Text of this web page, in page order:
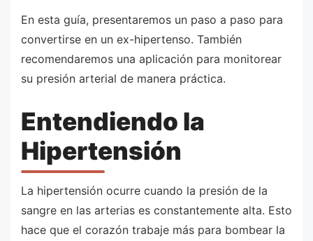
En esta guía, presentaremos un paso a paso para
convertirse en un ex-hipertenso. También
recomendaremos una aplicación para monitorear
su presión arterial de manera práctica.
Entendiendo la
Hipertensión
La hipertensión ocurre cuando la presión de la
sangre en las arterias es constantemente alta. Esto
hace que el corazón trabaje más para bombear la